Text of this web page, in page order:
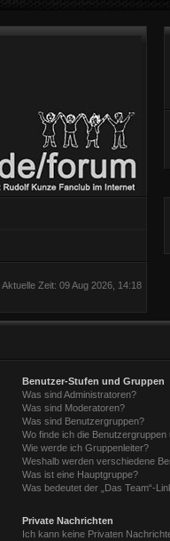
Aktuelle Zeit: 09 Aug 2026, 14:18
Benutzer-Stufen und Gruppen
Was sind Administratoren?
Was sind Moderatoren?
Was sind Benutzergruppen?
Wo finde ich die
Wie werde ich Gruppenleiter?
Weshalb werden verschiedene
Was ist eine Hauptgruppe?
Was bedeutet der „Das Team“-
Private Nachrichten
Ich kann keine Privaten